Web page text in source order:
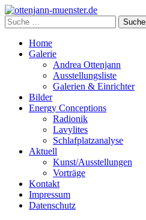
Home
Galerie
Andrea Ottenjann
Ausstellungsliste
Galerien & Einrichter
Bilder
Energy Conceptions
Radionik
Lavylites
Schlafplatzanalyse
Aktuell
Kunst/Ausstellungen
Vorträge
Kontakt
Impressum
Datenschutz